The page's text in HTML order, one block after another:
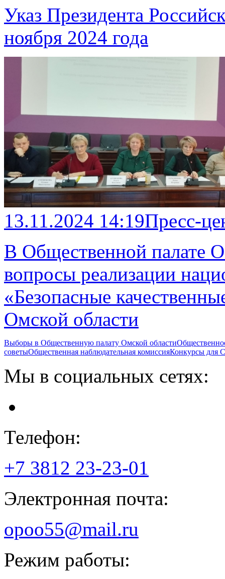
Указ Президента
ноября 2024 года
13.11.2024 14:19Пресс-
В Общественной палате
вопросы реализации
«Безопасные
Омской области
Выборы в Общественную палату Омской области
советыОбщественная наблюдательная комиссияКонкурсы
Мы в социальных сетях:
Телефон:
+7 3812 23-23-01
Электронная почта:
opoo55@mail.ru
Режим работы: